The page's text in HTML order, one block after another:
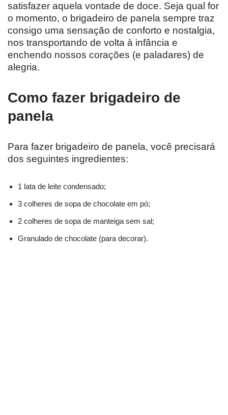
satisfazer aquela vontade de doce. Seja qual for
o momento, o brigadeiro de panela sempre traz
consigo uma sensação de conforto e nostalgia,
nos transportando de volta à infância e
enchendo nossos corações (e paladares) de
alegria.
Como fazer brigadeiro de
panela
Para fazer brigadeiro de panela, você precisará
dos seguintes ingredientes:
1 lata de leite condensado;
3 colheres de sopa de chocolate em pó;
2 colheres de sopa de manteiga sem sal;
Granulado de chocolate (para decorar).